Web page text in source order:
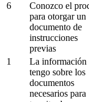
6
Conozco el
para otorgar un
documento de
instrucciones
previas
1
La información
tengo sobre los
documentos
necesarios para